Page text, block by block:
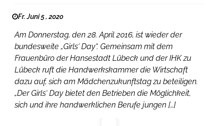
Fr. Juni 5 , 2020
Am Donnerstag, den 28. April 2016, ist wieder der
bundesweite „Girls‘ Day“. Gemeinsam mit dem
Frauenbüro der Hansestadt Lübeck und der IHK zu
Lübeck ruft die Handwerkskammer die Wirtschaft
dazu auf, sich am Mädchenzukunftstag zu beteiligen.
„Der Girls‘ Day bietet den Betrieben die Möglichkeit,
sich und ihre handwerklichen Berufe jungen […]